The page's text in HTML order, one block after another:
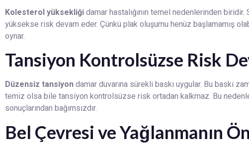
Kolesterol yüksekliğidamar hastalığının temel nedenlerinden
yüksekse risk devam eder. Çünkü plak oluşumu henüz başlamamış
oynar.
Tansiyon Kontrolsüzse Risk
Düzensiz tansiyondamar duvarına sürekli baskı uygular. Bu baskı
temiz olsa bile tansiyon kontrolsüzse risk ortadan kalkmaz. Bu
sonuçlarından bağımsızdır.
Bel Çevresi ve Yağlanmanın